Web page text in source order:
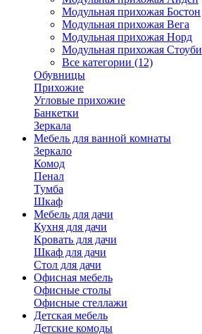
Модульная прихожая Бостон
Модульная прихожая Вега
Модульная прихожая Норд
Модульная прихожая Стоуби
Все категории (12)
Обувницы
Прихожие
Угловые прихожие
Банкетки
Зеркала
Мебель для ванной комнаты
Зеркало
Комод
Пенал
Тумба
Шкаф
Мебель для дачи
Кухня для дачи
Кровать для дачи
Шкаф для дачи
Стол для дачи
Офисная мебель
Офисные столы
Офисные стеллажи
Детская мебель
Детские комоды